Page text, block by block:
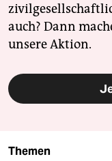
auch? Dann
unsere Aktion.
Themen